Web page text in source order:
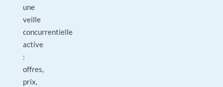
une
veille
concurrentielle
active
:
offres,
prix,